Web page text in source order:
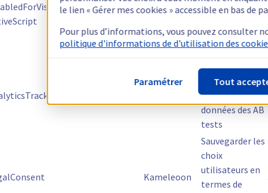
/
Kameleoon
OVH de gérer
la visite en
cours
Remonter de
manière
optimisée les
données des AB
tests
Kameleoon
Sauvegarder les
choix
utilisateurs en
termes de
le lien « Gérer mes cookies » accessible en bas de
Pour plus d’informations, vous pouvez consulter
politique d'informations de d'utilisation des
Paramétrer Tout